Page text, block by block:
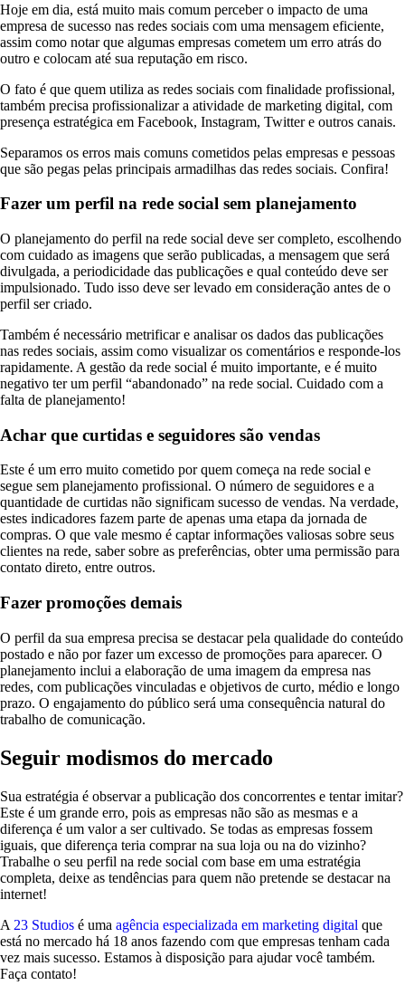
Hoje em dia, está muito mais comum perceber o impacto de uma
empresa de sucesso nas redes sociais com uma mensagem eficiente,
assim como notar que algumas empresas cometem um erro atrás do
outro e colocam até sua reputação em risco.
O fato é que quem utiliza as redes sociais com finalidade profissional,
também precisa profissionalizar a atividade de marketing digital, com
presença estratégica em Facebook, Instagram, Twitter e outros canais.
Separamos os erros mais comuns cometidos pelas empresas e pessoas
que são pegas pelas principais armadilhas das redes sociais. Confira!
Fazer um perfil na rede social sem planejamento
O planejamento do perfil na rede social deve ser completo, escolhendo
com cuidado as imagens que serão publicadas, a mensagem que será
divulgada, a periodicidade das publicações e qual conteúdo deve ser
impulsionado. Tudo isso deve ser levado em consideração antes de o
perfil ser criado.
Também é necessário metrificar e analisar os dados das publicações
nas redes sociais, assim como visualizar os comentários e responde-los
rapidamente. A gestão da rede social é muito importante, e é muito
negativo ter um perfil “abandonado” na rede social. Cuidado com a
falta de planejamento!
Achar que curtidas e seguidores são vendas
Este é um erro muito cometido por quem começa na rede social e
segue sem planejamento profissional. O número de seguidores e a
quantidade de curtidas não significam sucesso de vendas. Na verdade,
estes indicadores fazem parte de apenas uma etapa da jornada de
compras. O que vale mesmo é captar informações valiosas sobre seus
clientes na rede, saber sobre as preferências, obter uma permissão para
contato direto, entre outros.
Fazer promoções demais
O perfil da sua empresa precisa se destacar pela qualidade do conteúdo
postado e não por fazer um excesso de promoções para aparecer. O
planejamento inclui a elaboração de uma imagem da empresa nas
redes, com publicações vinculadas e objetivos de curto, médio e longo
prazo. O engajamento do público será uma consequência natural do
trabalho de comunicação.
Seguir modismos do mercado
Sua estratégia é observar a publicação dos concorrentes e tentar imitar?
Este é um grande erro, pois as empresas não são as mesmas e a
diferença é um valor a ser cultivado. Se todas as empresas fossem
iguais, que diferença teria comprar na sua loja ou na do vizinho?
Trabalhe o seu perfil na rede social com base em uma estratégia
completa, deixe as tendências para quem não pretende se destacar na
internet!
A 23 Studios é uma agência especializada em marketing digital que
está no mercado há 18 anos fazendo com que empresas tenham cada
vez mais sucesso. Estamos à disposição para ajudar você também.
Faça contato!